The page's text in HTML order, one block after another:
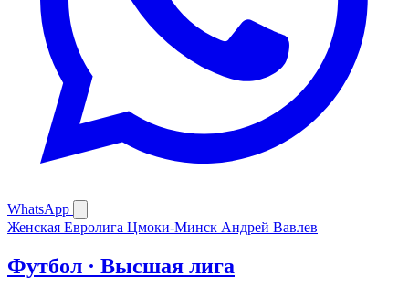
WhatsApp
Женская Евролига Цмоки-Минск Андрей Вавлев
Футбол · Высшая лига